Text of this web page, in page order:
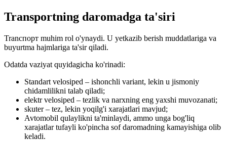
Transportning daromadga ta'siri
Tranспорт muhim rol o'ynaydi. U yetkazib berish muddatlariga va
buyurtma hajmlariga ta'sir qiladi.
Odatda vaziyat quyidagicha ko'rinadi:
Standart velosiped – ishonchli variant, lekin u jismoniy
chidamlilikni talab qiladi;
elektr velosiped – tezlik va narxning eng yaxshi muvozanati;
skuter – tez, lekin yoqilg'i xarajatlari mavjud;
Avtomobil qulaylikni ta'minlaydi, ammo unga bog'liq
xarajatlar tufayli ko'pincha sof daromadning kamayishiga olib
keladi.